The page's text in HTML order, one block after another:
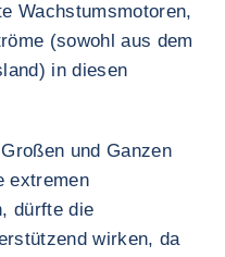
Wachstumsmotoren,
(sowohl aus dem
in diesen
und Ganzen
extremen
dürfte die
wirken, da